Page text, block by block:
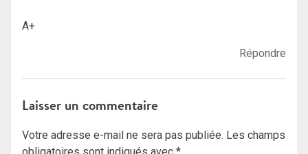
A+
Répondre
Laisser un commentaire
Votre adresse e-mail ne sera pas publiée. Les champs